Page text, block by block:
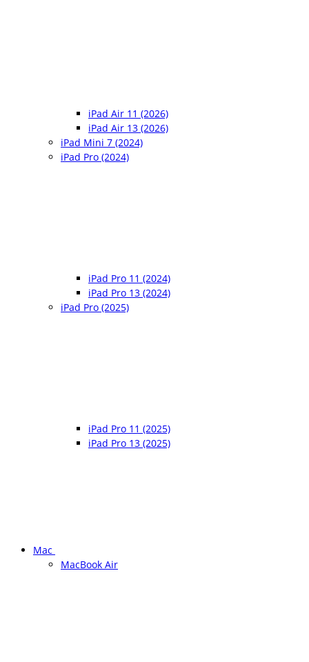
iPad Air 11 (2026)
iPad Air 13 (2026)
iPad Mini 7 (2024)
iPad Pro (2024)
iPad Pro 11 (2024)
iPad Pro 13 (2024)
iPad Pro (2025)
iPad Pro 11 (2025)
iPad Pro 13 (2025)
Mac
MacBook Air